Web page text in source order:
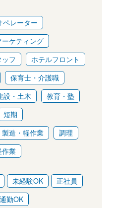
ペレーター
ーケティング
フ
ホテルフロント
保育士・介護職
設・土木
教育・塾
短期
製造・軽作業
調理
作業
未経験OK
正社員
勤OK